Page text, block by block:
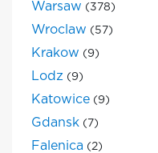
Warsaw (378)
Wroclaw (57)
Krakow (9)
Lodz (9)
Katowice (9)
Gdansk (7)
Falenica (2)